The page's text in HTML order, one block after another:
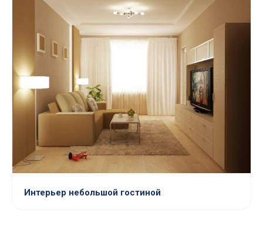
Интерьер небольшой гостиной